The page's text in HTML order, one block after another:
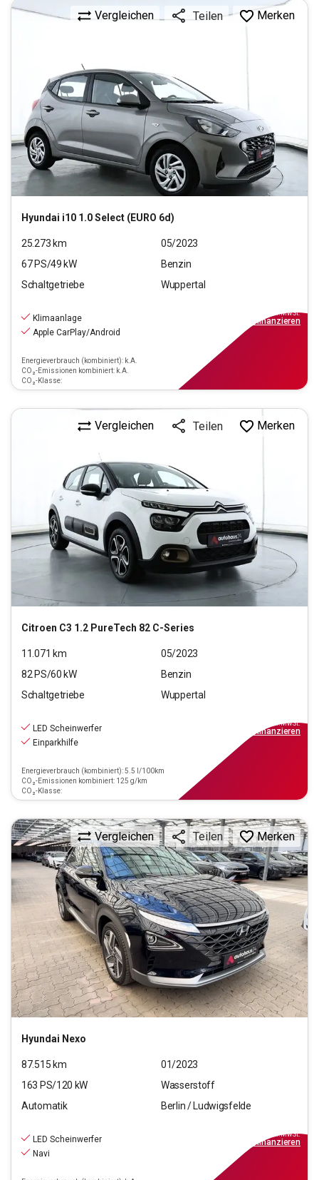
Hyundai i10 1.0 Select (EURO 6d)
Vergleichen Teilen Merken
25.273 km
05/2023
67PS/49 kW
Benzin
Schaltgetriebe
Wuppertal
Klimaanlage
Apple CarPlay/Android
Energieverbrauch (kombiniert): k.A.
CO₂-Emissionen kombiniert: k.A.
CO₂-Klasse:
inkl.MwSt.
finanzieren
Citroen C3 1.2 PureTech 82 C-Series
Vergleichen Teilen Merken
11.071 km
05/2023
82PS/60 kW
Benzin
Schaltgetriebe
Wuppertal
LED Scheinwerfer
Einparkhilfe
Energieverbrauch (kombiniert): 5.5 l/100km
CO₂-Emissionen kombiniert: 125 g/km
CO₂-Klasse:
inkl.MwSt.
finanzieren
Hyundai Nexo
Vergleichen Teilen Merken
87.515 km
01/2023
163 PS/120 kW
Wasserstoff
Automatik
Berlin / Ludwigsfelde
LED Scheinwerfer
Navi
inkl.MwSt.
finanzieren